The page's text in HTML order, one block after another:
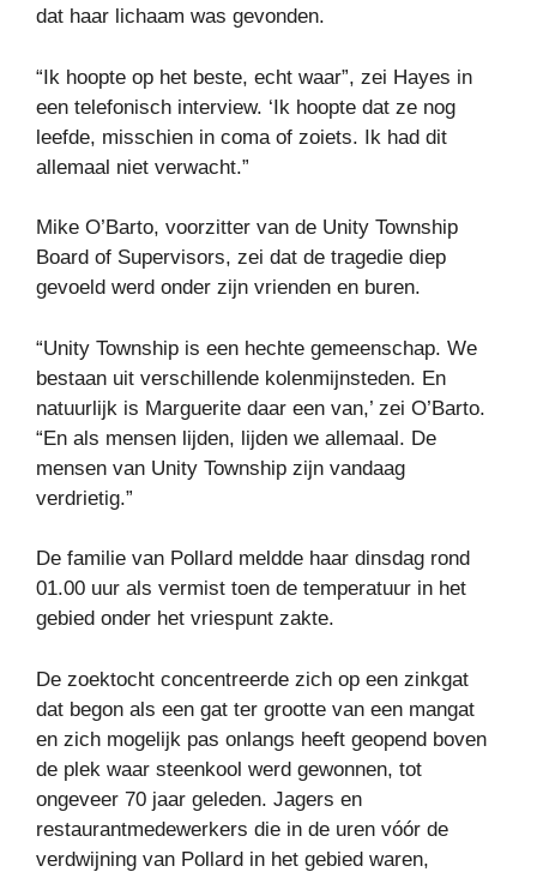
dat haar lichaam was gevonden.
“Ik hoopte op het beste, echt waar”, zei Hayes in
een telefonisch interview. ‘Ik hoopte dat ze nog
leefde, misschien in coma of zoiets. Ik had dit
allemaal niet verwacht.”
Mike O’Barto, voorzitter van de Unity Township
Board of Supervisors, zei dat de tragedie diep
gevoeld werd onder zijn vrienden en buren.
“Unity Township is een hechte gemeenschap. We
bestaan ​​uit verschillende kolenmijnsteden. En
natuurlijk is Marguerite daar een van,’ zei O’Barto.
“En als mensen lijden, lijden we allemaal. De
mensen van Unity Township zijn vandaag
verdrietig.”
De familie van Pollard meldde haar dinsdag rond
01.00 uur als vermist toen de temperatuur in het
gebied onder het vriespunt zakte.
De zoektocht concentreerde zich op een zinkgat
dat begon als een gat ter grootte van een mangat
en zich mogelijk pas onlangs heeft geopend boven
de plek waar steenkool werd gewonnen, tot
ongeveer 70 jaar geleden. Jagers en
restaurantmedewerkers die in de uren vóór de
verdwijning van Pollard in het gebied waren,